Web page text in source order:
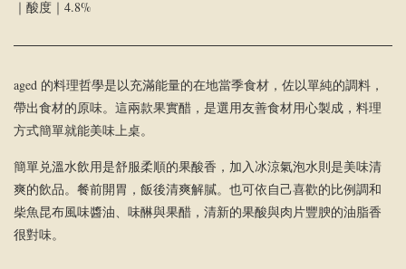
｜酸度｜4.8%
aged 的料理哲學是以充滿能量的在地當季食材，佐以單純的調料，
帶出食材的原味。這兩款果實醋，是選用友善食材用心製成，料理
方式簡單就能美味上桌。
簡單兑溫水飲用是舒服柔順的果酸香，加入冰涼氣泡水則是美味清
爽的飲品。餐前開胃，飯後清爽解膩。也可依自己喜歡的比例調和
柴魚昆布風味醬油、味醂與果醋，清新的果酸與肉片豐腴的油脂香
很對味。